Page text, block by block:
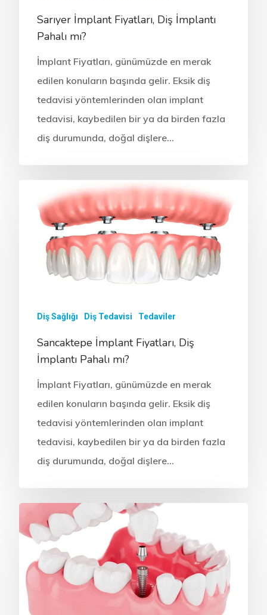
Sarıyer İmplant Fiyatları, Diş İmplantı
Pahalı mı?
İmplant Fiyatları, günümüzde en merak
edilen konuların başında gelir. Eksik diş
tedavisi yöntemlerinden olan implant
tedavisi, kaybedilen bir ya da birden fazla
diş durumunda, doğal dişlere…
Diş Sağlığı Diş Tedavisi Tedaviler
Sancaktepe İmplant Fiyatları, Diş
İmplantı Pahalı mı?
İmplant Fiyatları, günümüzde en merak
edilen konuların başında gelir. Eksik diş
tedavisi yöntemlerinden olan implant
tedavisi, kaybedilen bir ya da birden fazla
diş durumunda, doğal dişlere…
ONLINE RANDEVU
Anasayfa